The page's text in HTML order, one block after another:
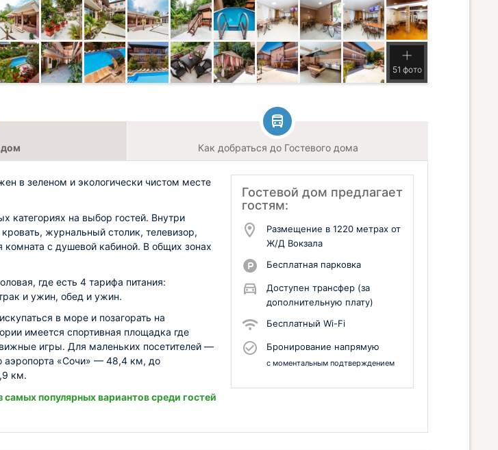
51 фото
дом Как добраться до Гостевого дома
Гостевой дом предлагает
гостям:
Размещение в 1220 метрах от
Ж/Д Вокзала
Бесплатная парковка
Доступен трансфер (за
дополнительную плату)
Бесплатный Wi-Fi
Бронирование напрямую
с моментальным подтверждением
в зеленом и экологически чистом месте
категориях на выбор гостей. Внутри
журнальный столик, телевизор,
комната с душевой кабиной. В общих зонах
где есть 4 тарифа питания:
и ужин, обед и ужин.
в море и позагорать на
имеется спортивная площадка где
игры. Для маленьких посетителей —
аэропорта «Сочи» — 48,4 км, до
км.
популярных вариантов среди гостей